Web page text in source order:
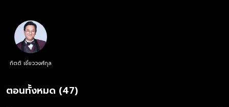
กิตติ เชี่ยววงศ์กุล
ตอนทั้งหมด (47)